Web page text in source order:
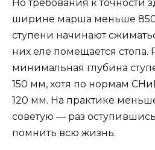
Но требования к точности
ширине марша меньше
ступени начинают
них еле помещается
минимальная глубина
150 мм, хотя по нормам
120 мм. На практике
советую — раз
помнить всю жизнь.